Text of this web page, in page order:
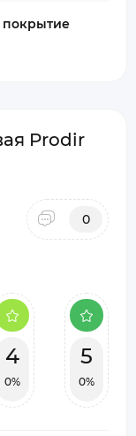
покрытие
Prodir
0
4
0%
5
0%